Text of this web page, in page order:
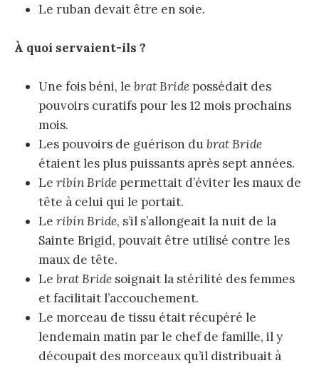
Le ruban devait être en soie.
À quoi servaient-ils ?
Une fois béni, le brat Bride possédait des
pouvoirs curatifs pour les 12 mois prochains
mois.
Les pouvoirs de guérison dubrat Bride
étaient les plus puissants après sept années.
Le ribín Bride permettait d’éviter les maux de
tête à celui qui le portait.
Le ribín Bride, s’il s’allongeait la nuit de la
Sainte Brigid, pouvait être utilisé contre les
maux de tête.
Le brat Bride soignait la stérilité des femmes
et facilitait l’accouchement.
Le morceau de tissu était récupéré le
lendemain matin par le chef de famille, il y
découpait des morceaux qu’il distribuait à